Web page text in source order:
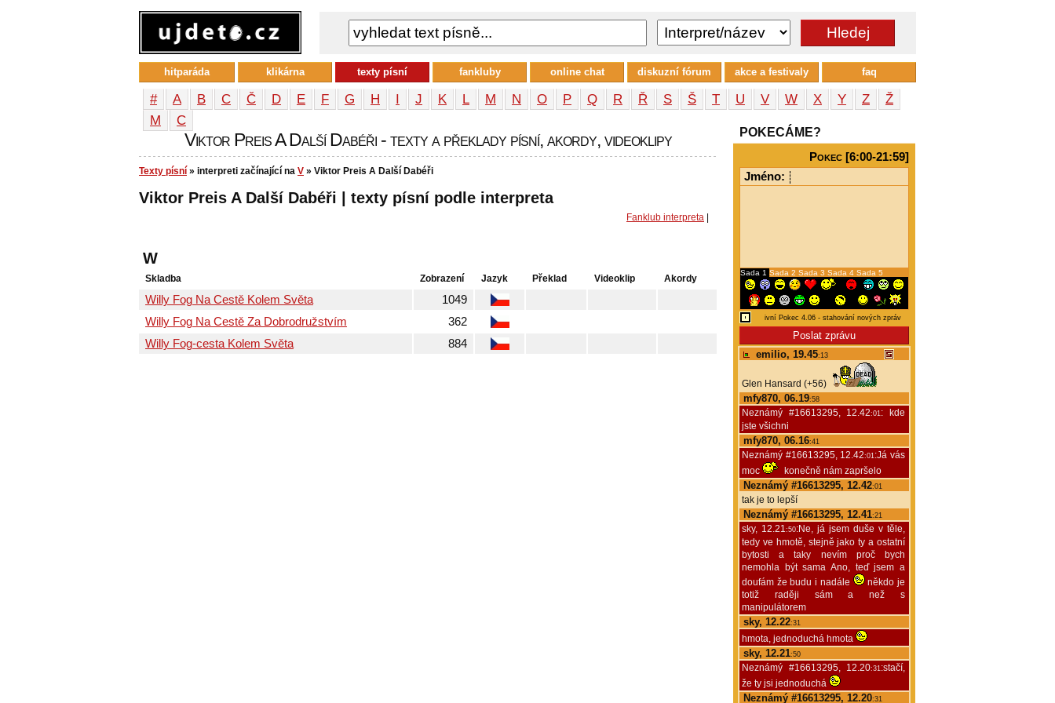
# A B C Č D E F G H I J K L M N O P Q R Ř S Š T U V W X Y Z
Ž
М
С
Viktor Preis A Další Dabéři - texty a překlady písní, akordy, videoklipy
Texty písní » interpreti začínající na V » Viktor Preis A Další Dabéři
Viktor Preis A Další Dabéři | texty písní podle interpreta
Fanklub interpreta
W
Skladba Zobrazení Jazyk Překlad Videoklip Akordy
Willy Fog Na Cestě Kolem Světa
1049
Willy Fog Na Cestě Za Dobrodružstvím
362
Willy Fog-cesta Kolem Světa
884
POKECÁME?
Pokec [6:00-21:59]
Jméno:
Sada 1 Sada 2 Sada 3 Sada 4 Sada 5
emilio, 19.45:13
Glen Hansard (+56)
mfy870, 06.19:58
Neznámý #16613295, 12.42:01: kde
jste všichni
mfy870, 06.16:41
Neznámý #16613295, 12.42:01:Já vás
moc
konečně nám zapršelo
Neznámý #16613295, 12.42:01
tak je to lepší
Neznámý #16613295, 12.41:21
sky, 12.21:50:Ne, já jsem duše v těle,
tedy ve hmotě, stejně jako ty a ostatní
bytosti a taky nevím proč bych
nemohla být sama Ano, teď jsem a
doufám že budu i nadále
někdo je
totiž raději sám a než s
manipulátorem
sky, 12.22:31
hmota, jednoduchá hmota
sky, 12.21:50
Neznámý #16613295, 12.20:31:stačí,
že ty jsi jednoduchá
Neznámý #16613295, 12.20:31
hitparáda klikárna texty písní fankluby online chat diskuzní fórum akce a festivaly faq